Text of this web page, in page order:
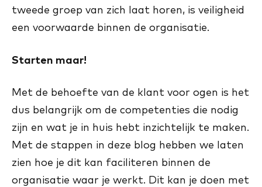
tweede groep van zich laat horen, is veiligheid
een voorwaarde binnen de organisatie.
Starten maar!
Met de behoefte van de klant voor ogen is het
dus belangrijk om de competenties die nodig
zijn en wat je in huis hebt inzichtelijk te maken.
Met de stappen in deze blog hebben we laten
zien hoe je dit kan faciliteren binnen de
organisatie waar je werkt. Dit kan je doen met